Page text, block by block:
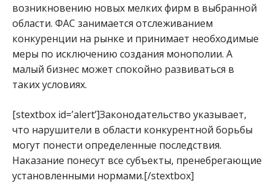
возникновению новых мелких фирм в выбранной
области. ФАС занимается отслеживанием
конкуренции на рынке и принимает необходимые
меры по исключению создания монополии. А
малый бизнес может спокойно развиваться в
таких условиях.
[stextbox id=’alert’]Законодательство указывает,
что нарушители в области конкурентной борьбы
могут понести определенные последствия.
Наказание понесут все субъекты, пренебрегающие
установленными нормами.[/stextbox]